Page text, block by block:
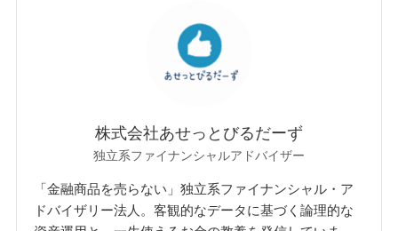
株式会社あせっとびるだーず
独立系ファイナンシャルアドバイザー
「金融商品を売らない」独立系ファイナンシャル・ア
ドバイザリー法人。客観的なデータに基づく論理的な